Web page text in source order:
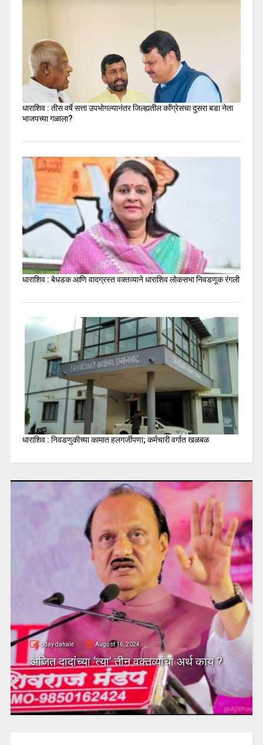
धाराशिव : तीस वर्षे सत्ता उपभोगल्यानंतर जिल्ह्यतील कॉंग्रेसचा दुसरा बडा नेता
भाजपच्या गळाला?
धाराशिव : बेधडक आणि वादग्रस्त वक्तव्याने धाराशिव लोकसभा निवडणूक रंगली
धाराशिव : निवडणुकीच्या कामात हलगर्जीपणा; कर्मचारी वर्गात खळबळ
uday dahale August 16, 2024
अजित दादांच्या ‘त्या’ तीन वक्तव्यांचा अर्थ काय ?